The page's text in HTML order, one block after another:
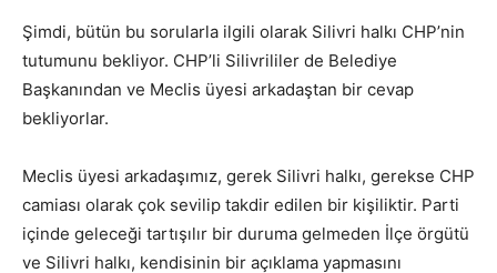
Şimdi, bütün bu sorularla ilgili olarak Silivri halkı CHP’nin
tutumunu bekliyor. CHP’li Silivrililer de Belediye
Başkanından ve Meclis üyesi arkadaştan bir cevap
bekliyorlar.
Meclis üyesi arkadaşımız, gerek Silivri halkı, gerekse CHP
camiası olarak çok sevilip takdir edilen bir kişiliktir. Parti
içinde geleceği tartışılır bir duruma gelmeden İlçe örgütü
ve Silivri halkı, kendisinin bir açıklama yapmasını